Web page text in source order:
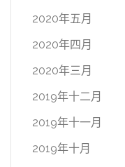
2020年五月
2020年四月
2020年三月
2019年十二月
2019年十一月
2019年十月